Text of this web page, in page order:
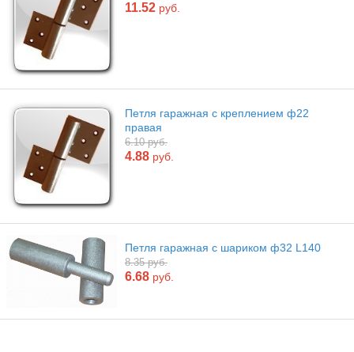
11.52 руб.
Петля гаражная с креплением ф22
правая
6.10 руб.
4.88 руб.
Петля гаражная с шариком ф32 L140
8.35 руб.
6.68 руб.